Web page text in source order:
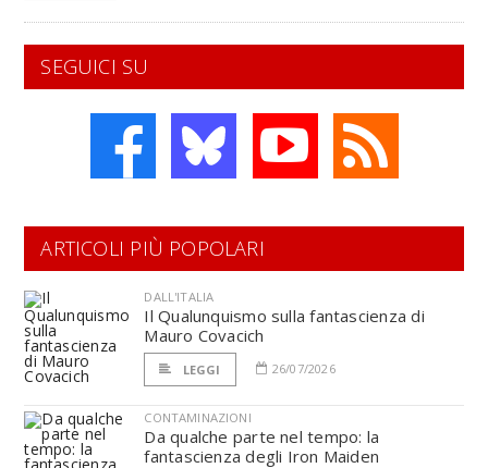
SEGUICI SU
ARTICOLI PIÙ POPOLARI
DALL'ITALIA
Il Qualunquismo sulla fantascienza di
Mauro Covacich
LEGGI 26/07/2026
CONTAMINAZIONI
Da qualche parte nel tempo: la
fantascienza degli Iron Maiden